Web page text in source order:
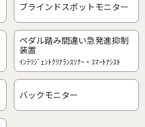
ブラインドスポットモニター
ペダル踏み間違い急発進抑制
装置
ｲﾝﾃﾘｼﾞｪﾝﾄｸﾘｱﾗﾝｽｿﾅｰ・ｽﾏｰﾄｱｼｽﾄ
バックモニター